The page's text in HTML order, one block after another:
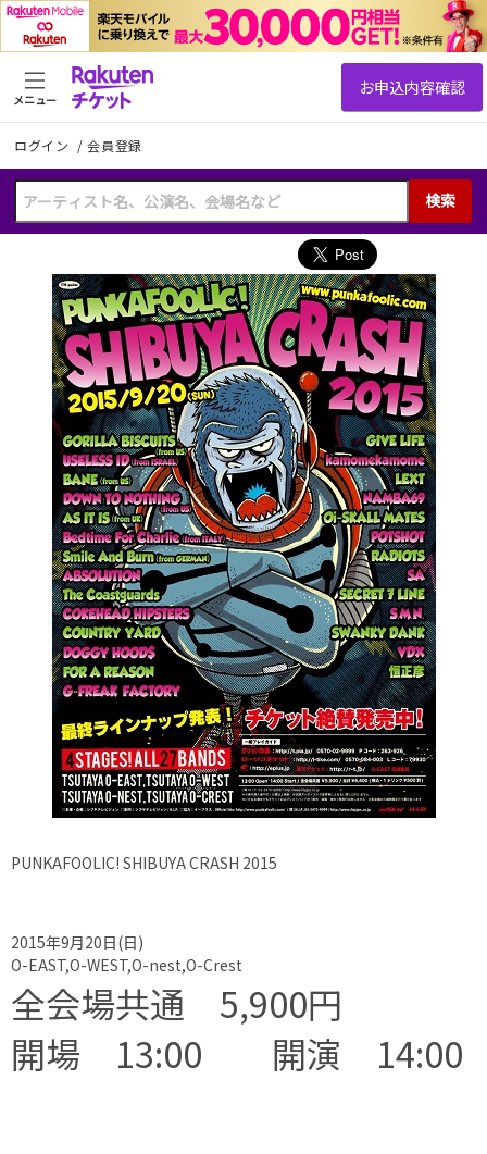
ログイン /会員登録
検索
メニュー
PUNKAFOOLIC! SHIBUYA CRASH 2015
2015年9月20日(日)
O-EAST,O-WEST,O-nest,O-Crest
全会場共通 5,900円
開場 13:00 開演 14:00